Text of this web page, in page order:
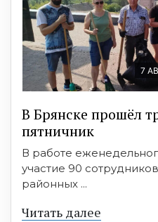
7
В Брянске прошёл
пятничник
В работе
участие 90
районных ...
Читать далее